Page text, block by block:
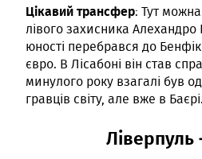
Цікавий трансфер: Тут
лівого захисника
юності перебрався до
євро. В Лісабоні він став
минулого року взагалі був
гравців світу, але вже в Баєрі.